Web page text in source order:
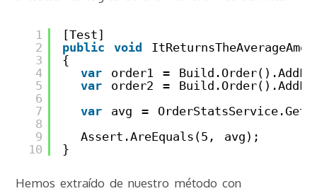
1
2
3
4
5
6
7
8
9
10
[Test]
public
void
{
var
order1 =
var
order2 =
var
avg =
Assert.AreEquals(5, avg);
}
Hemos extraído de nuestro método con